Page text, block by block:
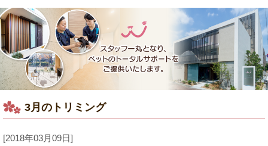
3月のトリミング
[2018年03月09日]